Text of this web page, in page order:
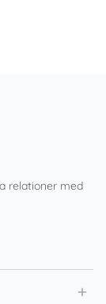
relationer med